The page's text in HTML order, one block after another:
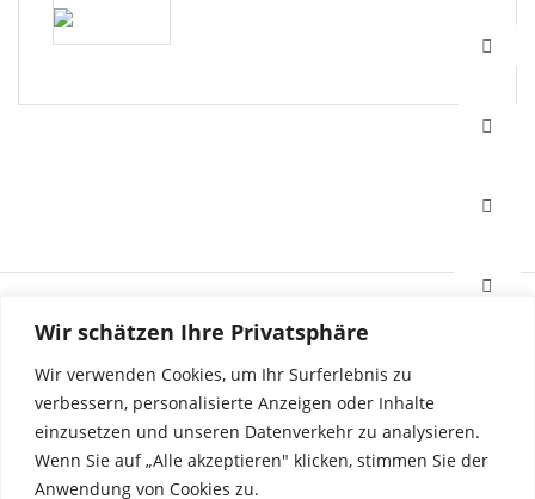
Wir schätzen Ihre Privatsphäre
Wir verwenden Cookies, um Ihr Surferlebnis zu
verbessern, personalisierte Anzeigen oder Inhalte
einzusetzen und unseren Datenverkehr zu analysieren.
Wenn Sie auf „Alle akzeptieren" klicken, stimmen Sie der
Anwendung von Cookies zu.
Weißinger Straße 16
Tel. +49 7308 96040
Fax +49 7308 960415
info@hafi.de